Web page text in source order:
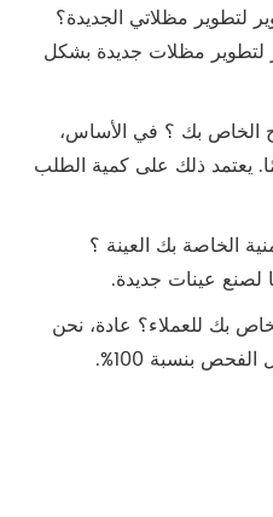
لتطوير مظلاتي الجديدة؟
لتطوير مظلات جديدة بشكل
الخاص بك ؟ في الأساس،
لدينا هي 10-60 يومًا. يعتمد ذلك على كمية الطلب
الخاصة بك العينة ؟
بك للعملاء؟ عادة، نحن